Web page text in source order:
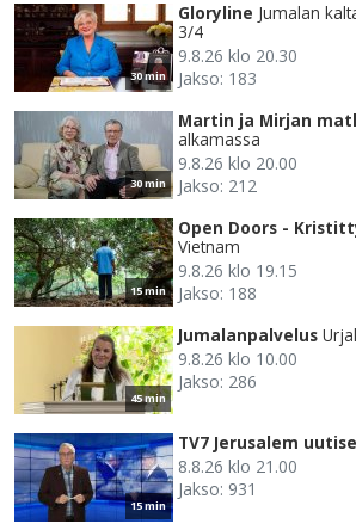
30 min
Gloryline Jumalan
3/4
9.8.26 klo 20.30
Jakso: 183
30 min
Martin ja Mirjan
alkamassa
9.8.26 klo 20.00
Jakso: 212
15 min
Open Doors -
Vietnam
9.8.26 klo 19.15
Jakso: 188
45 min
Jumalanpalvelus
9.8.26 klo 10.00
Jakso: 286
15 min
TV7 Jerusalem
8.8.26 klo 21.00
Jakso: 931